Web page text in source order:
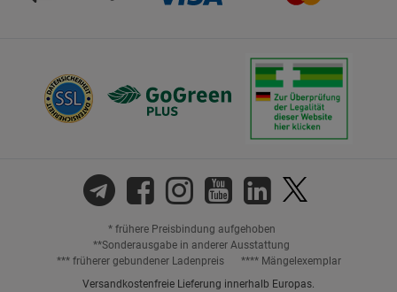
* frühere Preisbindung aufgehoben
**Sonderausgabe in anderer Ausstattung
*** früherer gebundener Ladenpreis
**** Mängelexemplar
Versandkostenfreie Lieferung innerhalb Europas.